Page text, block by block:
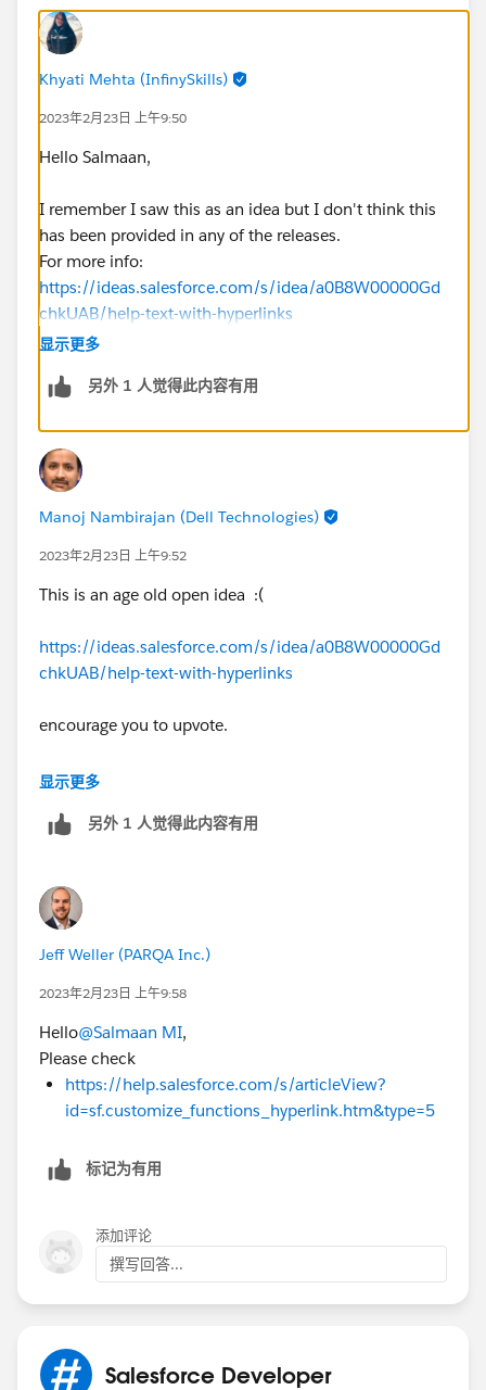
Khyati Mehta (InfinySkills)
2023年2月23日 上午9:50
Hello Salmaan,
I remember I saw this as an idea but I don't think this
has been provided in any of the releases.
For more info:
https://ideas.salesforce.com/s/idea/a0B8W00000Gd
chkUAB/help-text-with-hyperlinks
显示更多
另外 1 人觉得此内容有用
Manoj Nambirajan (Dell Technologies)
2023年2月23日 上午9:52
This is an age old open idea :(
https://ideas.salesforce.com/s/idea/a0B8W00000Gd
chkUAB/help-text-with-hyperlinks
encourage you to upvote.
One way will be to create a Rich text area field with
显示更多
另外 1 人觉得此内容有用
Jeff Weller (PARQA Inc.)
2023年2月23日 上午9:58
Hello@Salmaan MI,
Please check
https://help.salesforce.com/s/articleView?
id=sf.customize_functions_hyperlink.htm&type=5
标记为有用
添加评论
撰写回答...
Salesforce Developer